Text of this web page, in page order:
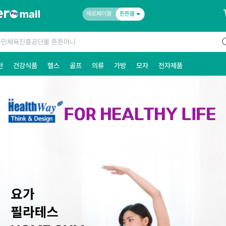
제로페이몰 튼튼몰
건강식품 헬스 골프 의류 가방 모자 전자제품